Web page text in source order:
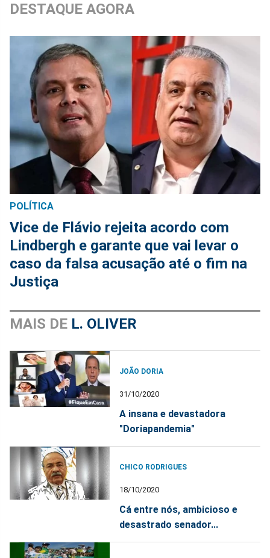
DESTAQUE AGORA
POLÍTICA
Vice de Flávio rejeita acordo com
Lindbergh e garante que vai levar o
caso da falsa acusação até o fim na
Justiça
MAIS DE L. OLIVER
JOÃO DORIA
31/10/2020
A insana e devastadora
"Doriapandemia"
CHICO RODRIGUES
18/10/2020
Cá entre nós, ambicioso e
desastrado senador...